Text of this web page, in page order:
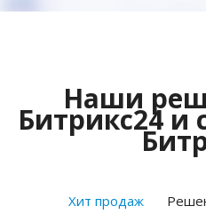
Наши
Битрикс24 и
Хит продаж